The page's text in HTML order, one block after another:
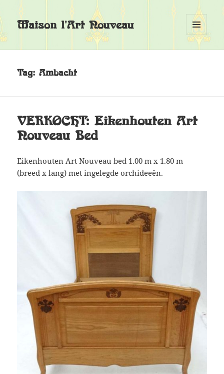
Maison l'Art Nouveau
MENU
EN
Tag:Ambacht
VERKOCHT: Eikenhouten Art
Nouveau Bed
Eikenhouten Art Nouveau bed 1.00 m x 1.80 m
(breed x lang) met ingelegde orchideeën.